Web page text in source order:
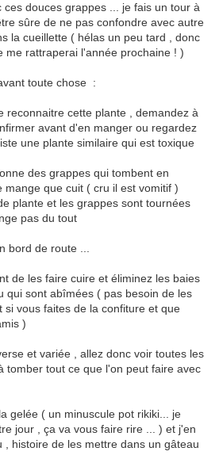
douces grappes ... je fais un tour à
sûre de ne pas confondre avec autre
la cueillette ( hélas un peu tard , donc
me rattraperai l'année prochaine ! )
toute chose :
reconnaitre cette plante , demandez à
avant d'en manger ou regardez
une plante similaire qui est toxique
des grappes qui tombent en
mange que cuit ( cru il est vomitif )
plante et les grappes sont tournées
pas du tout
bord de route ...
de les faire cuire et éliminez les baies
qui sont abîmées ( pas besoin de les
si vous faites de la confiture et que
)
et variée , allez donc voir toutes les
tomber tout ce que l'on peut faire avec
gelée ( un minuscule pot rikiki... je
jour , ça va vous faire rire ... ) et j'en
, histoire de les mettre dans un gâteau